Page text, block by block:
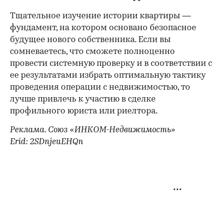
Тщательное изучение истории квартиры —
фундамент, на котором основано безопасное
будущее нового собственника. Если вы
сомневаетесь, что сможете полноценно
провести системную проверку и в соответствии с
ее результатами избрать оптимальную тактику
проведения операции с недвижимостью, то
лучше привлечь к участию в сделке
профильного юриста или риелтора.
Реклама. Союз «ИНКОМ-Недвижимость»
Erid: 2SDnjeuEHQn